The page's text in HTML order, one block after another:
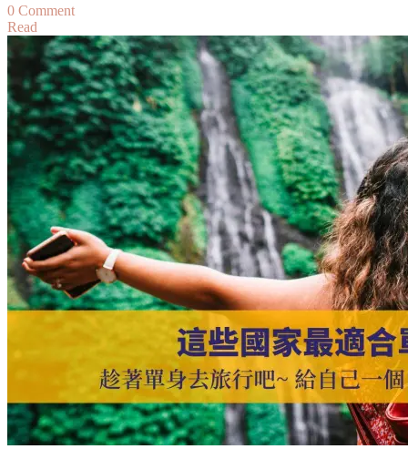
少
少
玩
好
好
的
秘
訣
Best
European
Countries
to
Visit
on
a
0 Commenton
洲
最
適
合
退
休
的
國
家
·
探
索
歐
宜
人
Read